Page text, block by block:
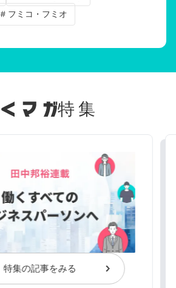
# フミコ・フミオ
特集
特集の記事をみる